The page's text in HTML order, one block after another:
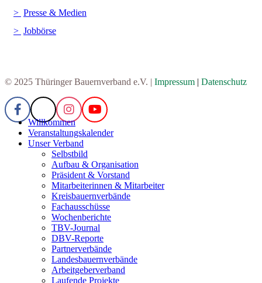
Presse & Medien
Jobbörse
© 2025 Thüringer Bauernverband e.V. | Impressum | Datenschutz
Willkommen
Veranstaltungskalender
Unser Verband
Selbstbild
Aufbau & Organisation
Präsident & Vorstand
Mitarbeiterinnen & Mitarbeiter
Kreisbauernverbände
Fachausschüsse
Wochenberichte
TBV-Journal
DBV-Reporte
Partnerverbände
Landesbauernverbände
Arbeitgeberverband
Laufende Projekte